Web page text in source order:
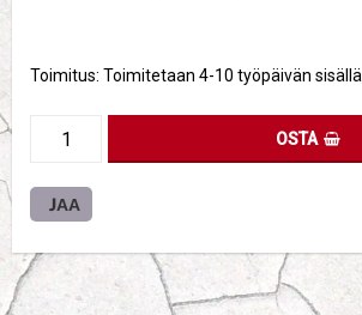
Toimitus: Toimitetaan 4-10 työpäivän sisällä
OSTA
JAA